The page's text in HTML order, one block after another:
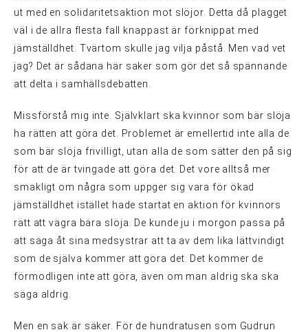
ut med en solidaritetsaktion mot slöjor. Detta då plagget
väl i de allra flesta fall knappast är förknippat med
jämställdhet. Tvärtom skulle jag vilja påstå. Men vad vet
jag? Det är sådana här saker som gör det så spännande
att delta i samhällsdebatten.
Missförstå mig inte. Självklart ska kvinnor som bär slöja
ha rätten att göra det. Problemet är emellertid inte alla de
som bär slöja frivilligt, utan alla de som sätter den på sig
för att de är tvingade att göra det. Det vore alltså mer
smakligt om några som uppger sig vara för ökad
jämställdhet istället hade startat en aktion för kvinnors
rätt att vägra bära slöja. De kunde ju i morgon passa på
att säga åt sina medsystrar att ta av dem lika lättvindigt
som de själva kommer att göra det. Det kommer de
förmodligen inte att göra, även om man aldrig ska ska
säga aldrig.
Men en sak är säker. För de hundratusen som Gudrun